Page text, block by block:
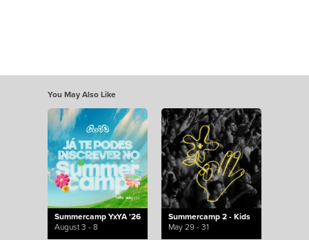
You May Also Like
Summercamp YxYA '26
August 3 - 8
Summercamp 2 - Kids
May 29 - 31